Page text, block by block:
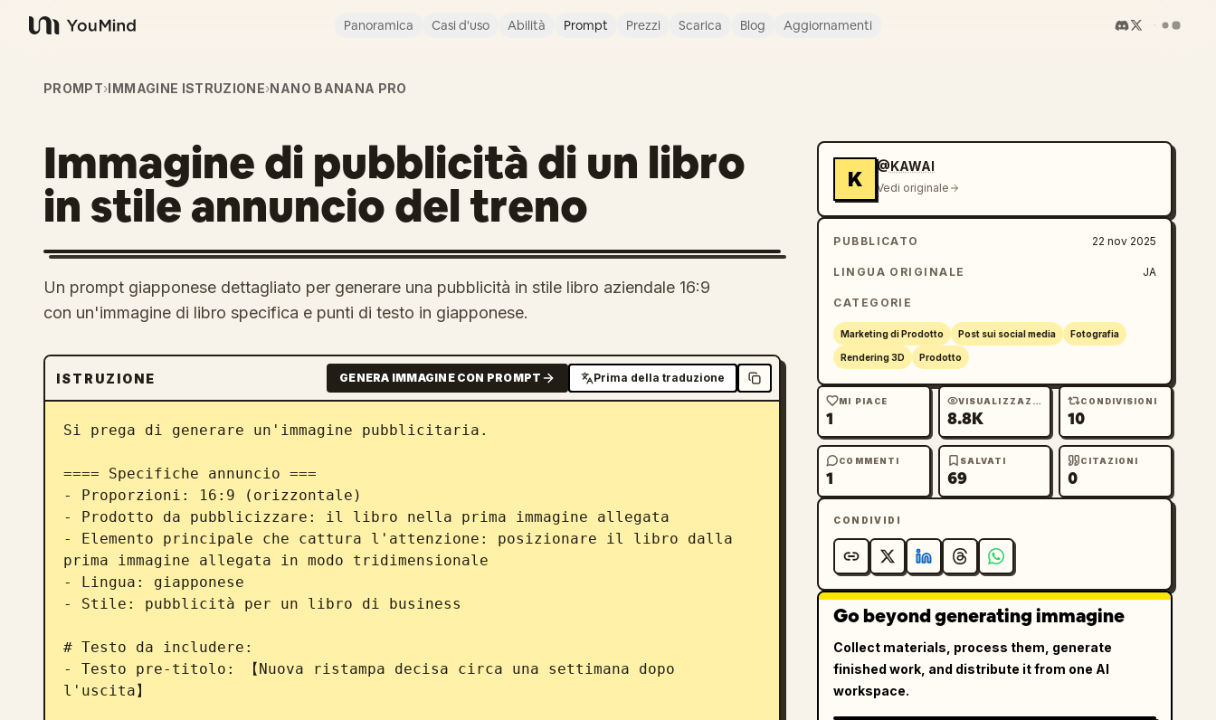
YouMind
Panoramica Casi d'uso Abilità Prompt Prezzi Scarica Blog Aggiornamenti
PROMPT›IMMAGINE ISTRUZIONE›NANO BANANA PRO
Immagine di pubblicità di un libro
in stile annuncio del treno
Un prompt giapponese dettagliato per generare una pubblicità in stile libro aziendale 16:9
con un'immagine di libro specifica e punti di testo in giapponese.
ISTRUZIONE GENERA IMMAGINE CON PROMPT Prima della traduzione
Si prega di generare un'immagine pubblicitaria.
==== Specifiche annuncio ===
- Proporzioni: 16:9 (orizzontale)
- Prodotto da pubblicizzare: il libro nella prima immagine allegata
- Elemento principale che cattura l'attenzione: posizionare il libro dalla
prima immagine allegata in modo tridimensionale
- Lingua: giapponese
- Stile: pubblicità per un libro di business
# Testo da includere:
- Testo pre-titolo: 【Nuova ristampa decisa circa una settimana dopo
l'uscita】
K
@KAWAI
Vedi originale
PUBBLICATO 22 nov 2025
LINGUA ORIGINALE JA
CATEGORIE
Marketing di Prodotto Post sui social media Fotografia
Rendering 3D Prodotto
MI PIACE
1
VISUALIZZAZIONI
8.8K
CONDIVISIONI
10
COMMENTI
1
SALVATI
69
CITAZIONI
0
CONDIVIDI
Go beyond generating immagine
Collect materials, process them, generate
finished work, and distribute it from one AI
workspace.